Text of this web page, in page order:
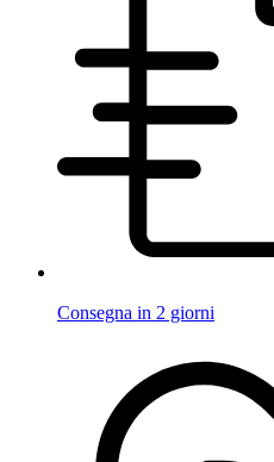
Consegna in 2 giorni